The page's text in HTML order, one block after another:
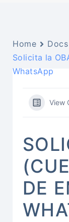
Home Docs
Solicita la
WhatsApp
View
DE